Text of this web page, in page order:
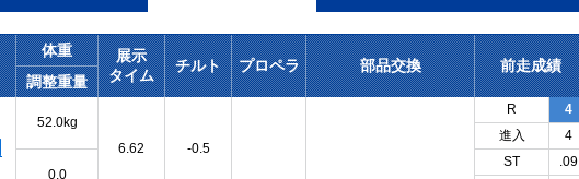
体重
展示
タイム
チルト プロペラ 部品交換
前走成績
調整重量
52.0kg
6.62
-0.5
R
4
進入
4
0.0
ST
.09